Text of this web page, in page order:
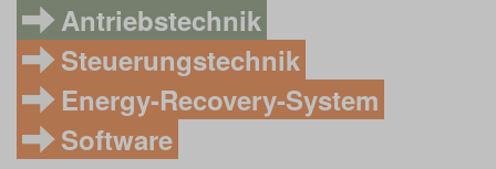
Antriebstechnik
Steuerungstechnik
Energy-Recovery-System
Software